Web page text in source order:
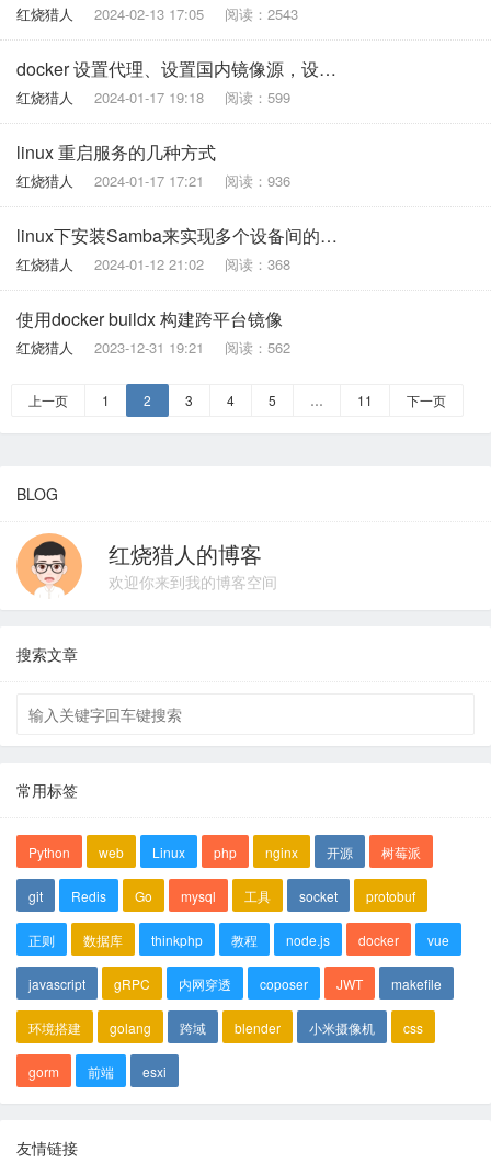
红烧猎人 2024-02-13 17:05 阅读：2543
docker 设置代理、设置国内镜像源，设置dns
红烧猎人 2024-01-17 19:18 阅读：599
linux 重启服务的几种方式
红烧猎人 2024-01-17 17:21 阅读：936
linux下安装Samba来实现多个设备间的数据共享
红烧猎人 2024-01-12 21:02 阅读：368
使用docker buildx 构建跨平台镜像
红烧猎人 2023-12-31 19:21 阅读：562
上一页 1 2 3 4 5 … 11 下一页
BLOG
红烧猎人的博客
欢迎你来到我的博客空间
搜索文章
常用标签
Python web Linux php nginx 开源 树莓派
git Redis Go mysql 工具 socket protobuf
正则 数据库 thinkphp 教程 node.js docker vue
javascript gRPC 内网穿透 coposer JWT makefile
环境搭建 golang 跨域 blender 小米摄像机 css
gorm 前端 esxi
友情链接